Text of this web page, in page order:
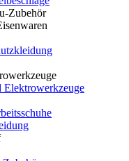
Zubehör
Elektrowerkzeuge